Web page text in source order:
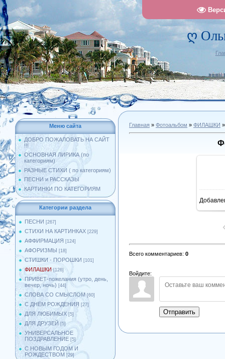
ღ
Меню сайта
ДОБРО ПОЖАЛОВАТЬ НА САЙТ
!!!
ОСНОВНАЯ ЛИРИКА (по
категориям)
РАЗНЫЕ СТИХИ ( по категориям)
ПЕСНИ и РАССКАЗЫ
КАРТИНКИ ПО КАТЕГОРИЯМ
Категории раздела
ПЕСНИ [267]
СТИХИ НА КАРТИНКАХ [229]
АФФИРМАЦИЯ [124]
АФОРИЗМЫ [18]
СТИШКИ - ПОРОШКИ [101]
ФИЛАШКИ [126]
ПРИВЕТ-пожелания (утро, день,
вечер, ночь) [44]
СЛОВА СО СМЫСЛОМ [60]
С ДНЁМ РОЖДЕНИЯ [27]
ДЛЯ ЛЮБИМЫХ [5]
ДЛЯ ДРУЗЕЙ [5]
УНИВЕРСАЛЬНОЕ
ПОЗДРАВЛЕНИЕ [5]
С НОВЫМ ГОДОМ И
РОЖДЕСТВОМ [29]
Главная » Фотоальбом » ФИЛАШКИ
Всего комментариев: 0
Войдите:
Отправить